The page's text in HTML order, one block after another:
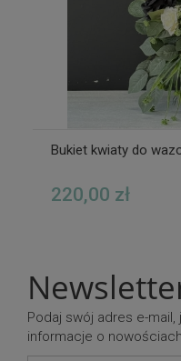
Bukiet kwiaty do
220,00 zł
Podaj swój adres e-
informacje o